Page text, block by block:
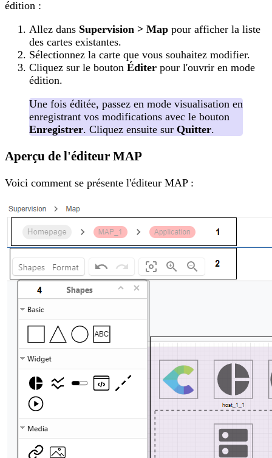
édition :
Allez dans Supervision > Map pour afficher la liste
des cartes existantes.
Sélectionnez la carte que vous souhaitez modifier.
Cliquez sur le bouton Éditer pour l'ouvrir en mode
édition.
Une fois éditée, passez en mode visualisation en
enregistrant vos modifications avec le bouton
Enregistrer. Cliquez ensuite sur Quitter.
Aperçu de l'éditeur MAP
Voici comment se présente l'éditeur MAP :